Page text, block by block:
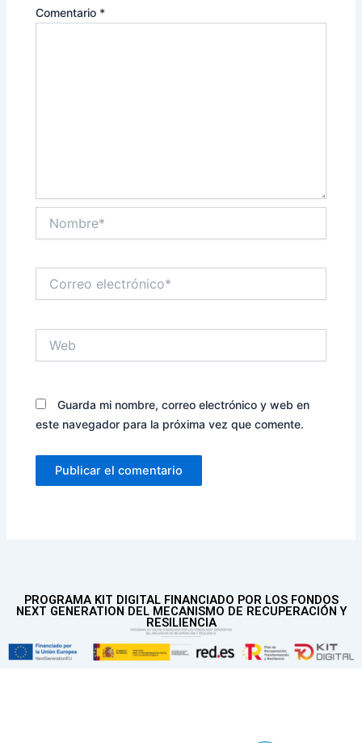
Comentario *
electrónico*
Guarda mi nombre, correo electrónico y web en
este navegador para la próxima vez que comente.
PROGRAMA KIT DIGITAL FINANCIADO POR LOS FONDOS
NEXT GENERATION DEL MECANISMO DE RECUPERACIÓN Y
RESILIENCIA